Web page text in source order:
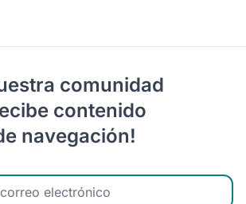
comunidad
contenido
navegación!
electrónico